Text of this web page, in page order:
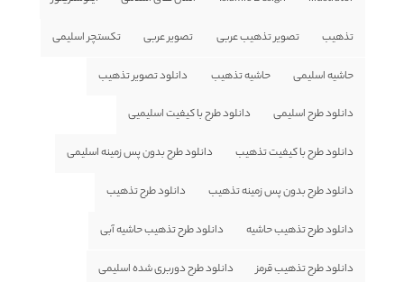
تذهیب تصویر تذهیب عربی تصویر عربی تکستچر اسلیمی
حاشیه اسلیمی حاشیه تذهیب دانلود تصویر تذهیب
دانلود طرح اسلیمی دانلود طرح با کیفیت اسلیمیی
دانلود طرح با کیفیت تذهیب دانلود طرح بدون پس زمینه اسلیمی
دانلود طرح بدون پس زمینه تذهیب دانلود طرح تذهیب
دانلود طرح تذهیب حاشیه دانلود طرح تذهیب حاشیه آبی
دانلود طرح تذهیب قرمز دانلود طرح دوربری شده اسلیمی